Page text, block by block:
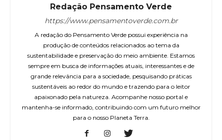
Redação Pensamento Verde
https://www.pensamentoverde.com.br
A redação do Pensamento Verde possui experiência na
produção de conteúdos relacionados ao tema da
sustentabilidade e preservação do meio ambiente. Estamos
sempre em busca de informações atuais, interessantes e de
grande relevância para a sociedade, pesquisando práticas
sustentáveis ao redor do mundo e trazendo para o leitor
apaixonado pela natureza. Acompanhe nosso portal e
mantenha-se informado, contribuindo com um futuro melhor
para o nosso Planeta Terra.